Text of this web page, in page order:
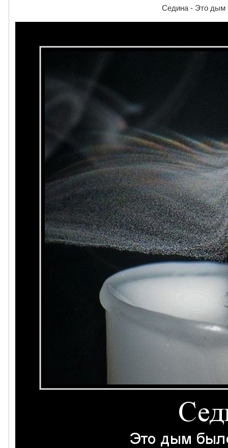
Седина - Это дым